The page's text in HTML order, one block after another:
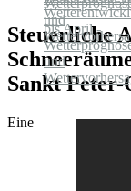
Steuerliche
Sankt
Eine